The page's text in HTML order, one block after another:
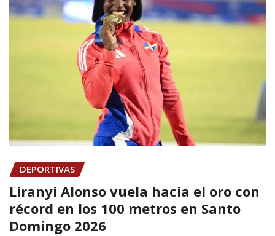
DEPORTIVAS
Liranyi Alonso vuela hacia el oro con
récord en los 100 metros en Santo
Domingo 2026